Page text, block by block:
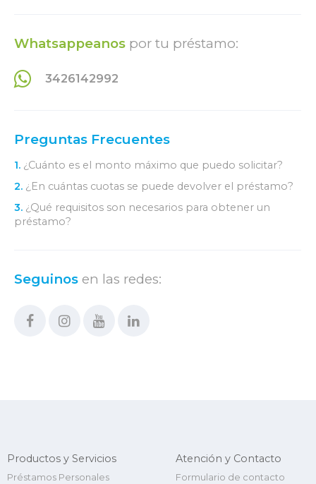
Whatsappeanos por tu préstamo:
3426142992
Preguntas Frecuentes
1. ¿Cuánto es el monto máximo que puedo solicitar?
2. ¿En cuántas cuotas se puede devolver el préstamo?
3. ¿Qué requisitos son necesarios para obtener un
préstamo?
Seguinos en las redes:
Productos y Servicios
Préstamos Personales
Atención y Contacto
Formulario de contacto